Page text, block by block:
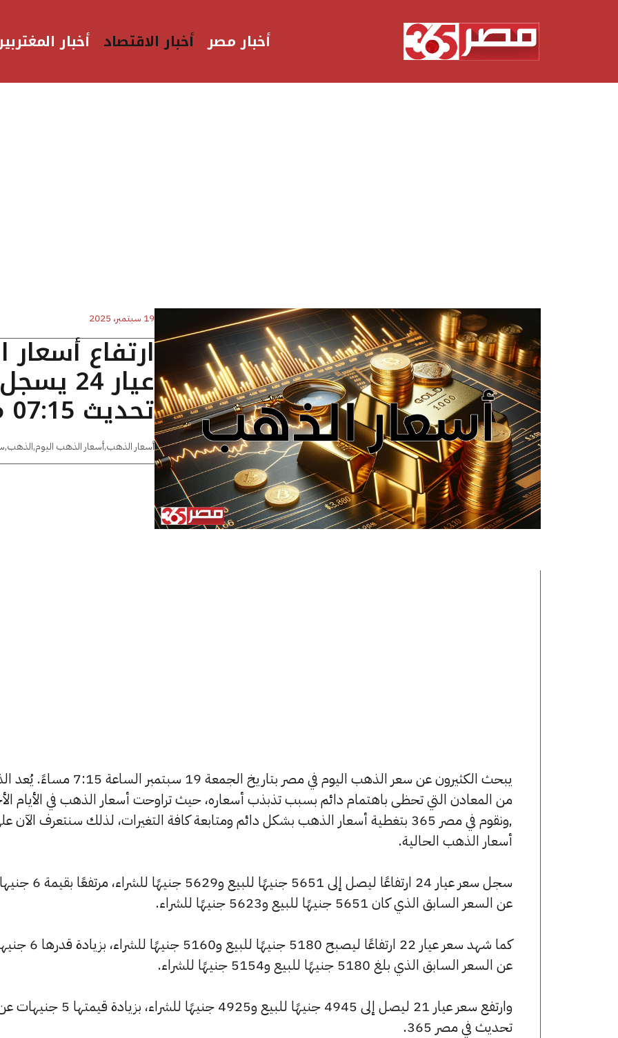
أخبار مصر أخبار الاقتصاد أخبار
19 سبتمبر، 2025
ارتفاع
تحديث 07:15 مساءًا
أسعار الذهب,أسعار الذهب اليوم,الذهب,
يبحث الكثيرون عن سعر الذهب اليوم في مصر بتاريخ الجمعة 19
من المعادن التي تحظى باهتمام دائم بسبب تذبذب أسعاره، حيث تراوحت أسعار الذهب في الأيام
,ونقوم في مصر 365 بتغطية أسعار الذهب بشكل دائم ومتابعة كافة التغيرات، لذلك سنتعرف الآن
أسعار الذهب الحالية.
سجل سعر عيار 24 ارتفاعًا ليصل إلى 5651 جنيهًا للبيع و5629
عن السعر السابق الذي كان 5651 جنيهًا للبيع و5623 جنيهًا للشراء.
كما شهد سعر عيار 22 ارتفاعًا ليصبح 5180 جنيهًا
عن السعر السابق الذي بلغ 5180 جنيهًا للبيع و5154 جنيهًا للشراء.
وارتفع سعر عيار 21 ليصل إلى 4945 جنيهًا للبيع و4925 جنيهًا
تحديث في مصر 365.